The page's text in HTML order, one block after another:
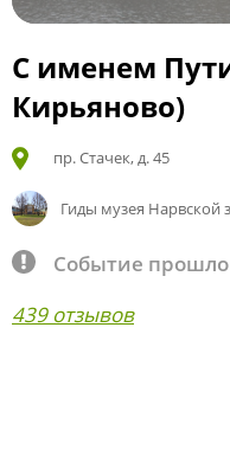
С именем
Кирьяново)
пр. Стачек, д. 45
Гиды музея Нарвской
Событие прошло
439 отзывов